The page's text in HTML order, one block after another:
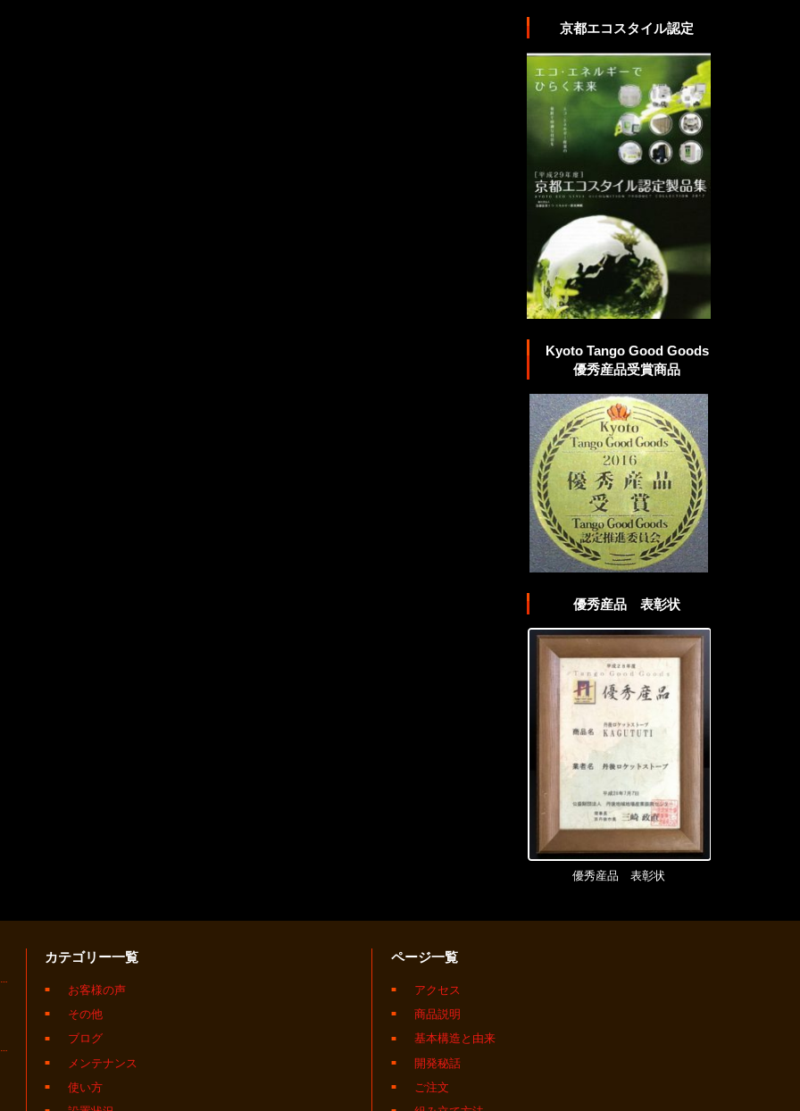
京都エコスタイル認定
Kyoto Tango Good Goods
優秀産品受賞商品
優秀産品 表彰状
優秀産品 表彰状
カテゴリー一覧
お客様の声
その他
ブログ
メンテナンス
使い方
ページ一覧
アクセス
商品説明
基本構造と由来
開発秘話
ご注文